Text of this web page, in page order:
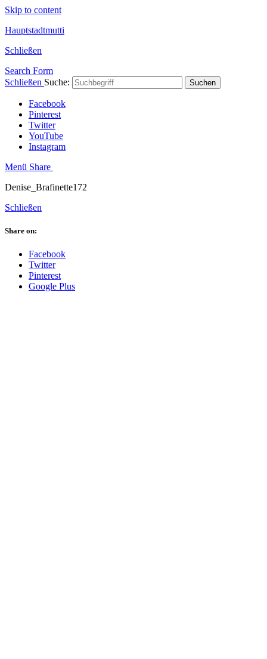
Skip to content
Hauptstadtmutti
Schließen
Search Form
Schließen Suche: Suchen
Facebook
Pinterest
Twitter
YouTube
Instagram
Menü Share
Denise_Brafinette172
Schließen
Share on:
Facebook
Twitter
Pinterest
Google Plus